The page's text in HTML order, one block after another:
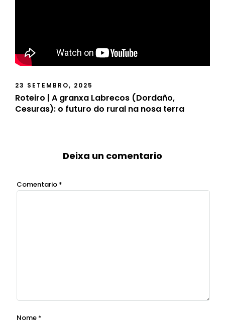
23 SETEMBRO, 2025
Roteiro | A granxa Labrecos (Dordaño,
Cesuras): o futuro do rural na nosa terra
Deixa un comentario
Comentario *
Nome *